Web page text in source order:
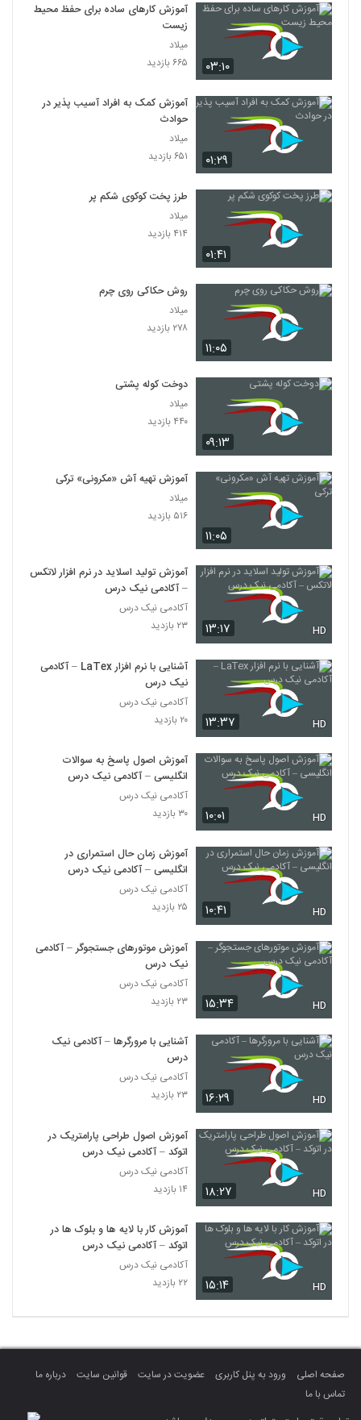
۰۳:۱۰
آموزش کارهای ساده برای حفظ محیط
زیست
میلاد
۶۶۵ بازدید
۰۱:۲۹
آموزش کمک به افراد آسیب پذیر در
حوادث
میلاد
۶۵۱ بازدید
۰۱:۴۱
طرز پخت کوکوی شکم پر
میلاد
۴۱۴ بازدید
۱۱:۰۵
روش حکاکی روی چرم
میلاد
۲۷۸ بازدید
۰۹:۱۳
دوخت کوله پشتی
میلاد
۴۴۰ بازدید
۱۱:۰۵
آموزش تهیه آش «مکرونی» ترکی
میلاد
۵۱۶ بازدید
۱۳:۱۷ HD
آموزش تولید اسلاید در نرم افزار لاتکس
– آکادمی نیک درس
آکادمی نیک درس
۲۳ بازدید
۱۳:۳۷ HD
آشنایی با نرم افزار LaTex – آکادمی
نیک درس
آکادمی نیک درس
۲۰ بازدید
۱۰:۰۱ HD
آموزش اصول پاسخ به سوالات
انگلیسی – آکادمی نیک درس
آکادمی نیک درس
۳۰ بازدید
۱۰:۴۱ HD
آموزش زمان حال استمراری در
انگلیسی – آکادمی نیک درس
آکادمی نیک درس
۲۵ بازدید
۱۵:۳۴ HD
آموزش موتورهای جستجوگر – آکادمی
نیک درس
آکادمی نیک درس
۲۳ بازدید
۱۶:۲۹ HD
آشنایی با مرورگرها – آکادمی نیک
درس
آکادمی نیک درس
۲۳ بازدید
۱۸:۲۷ HD
آموزش اصول طراحی پارامتریک در
اتوکد – آکادمی نیک درس
آکادمی نیک درس
۱۴ بازدید
۱۵:۱۴ HD
آموزش کار با لایه ها و بلوک ها در
اتوکد – آکادمی نیک درس
آکادمی نیک درس
۲۲ بازدید
صفحه اصلی ورود به پنل کاربری عضویت در سایت قوانین سایت
درباره ما
تماس با ما